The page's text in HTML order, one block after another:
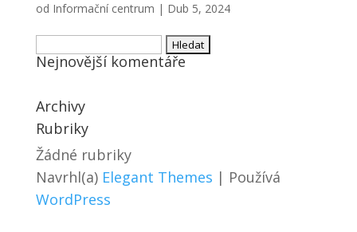
od Informační centrum | Dub 5, 2024
Vyhledávání
Nejnovější komentáře
Archivy
Rubriky
Žádné rubriky
Navrhl(a) Elegant Themes | Používá
WordPress